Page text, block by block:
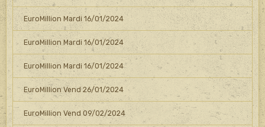
EuroMillion Mardi 16/01/2024
EuroMillion Mardi 16/01/2024
EuroMillion Mardi 16/01/2024
EuroMillion Vend 26/01/2024
EuroMillion Vend 09/02/2024